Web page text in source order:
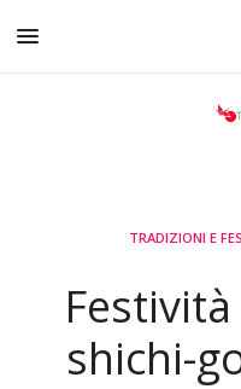
TRADIZIONI E
shichi-